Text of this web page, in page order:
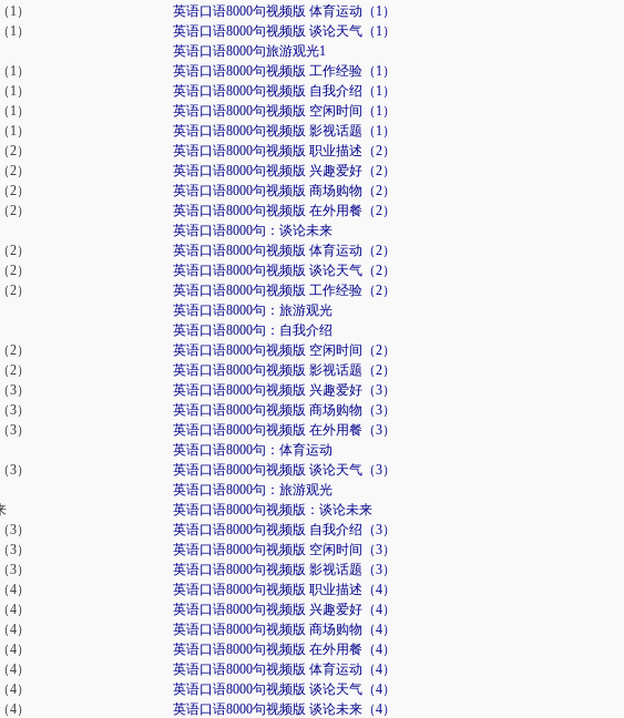
1）
英语口语8000句视频版 体育运动（1）
1）
英语口语8000句视频版 谈论天气（1）
英语口语8000句旅游观光1
1）
英语口语8000句视频版 工作经验（1）
1）
英语口语8000句视频版 自我介绍（1）
1）
英语口语8000句视频版 空闲时间（1）
1）
英语口语8000句视频版 影视话题（1）
2）
英语口语8000句视频版 职业描述（2）
2）
英语口语8000句视频版 兴趣爱好（2）
2）
英语口语8000句视频版 商场购物（2）
2）
英语口语8000句视频版 在外用餐（2）
英语口语8000句：谈论未来
2）
英语口语8000句视频版 体育运动（2）
2）
英语口语8000句视频版 谈论天气（2）
2）
英语口语8000句视频版 工作经验（2）
英语口语8000句：旅游观光
英语口语8000句：自我介绍
2）
英语口语8000句视频版 空闲时间（2）
2）
英语口语8000句视频版 影视话题（2）
3）
英语口语8000句视频版 兴趣爱好（3）
3）
英语口语8000句视频版 商场购物（3）
3）
英语口语8000句视频版 在外用餐（3）
英语口语8000句：体育运动
3）
英语口语8000句视频版 谈论天气（3）
英语口语8000句：旅游观光
英语口语8000句视频版：谈论未来
3）
英语口语8000句视频版 自我介绍（3）
3）
英语口语8000句视频版 空闲时间（3）
3）
英语口语8000句视频版 影视话题（3）
4）
英语口语8000句视频版 职业描述（4）
4）
英语口语8000句视频版 兴趣爱好（4）
4）
英语口语8000句视频版 商场购物（4）
4）
英语口语8000句视频版 在外用餐（4）
4）
英语口语8000句视频版 体育运动（4）
4）
英语口语8000句视频版 谈论天气（4）
4）
英语口语8000句视频版 谈论未来（4）